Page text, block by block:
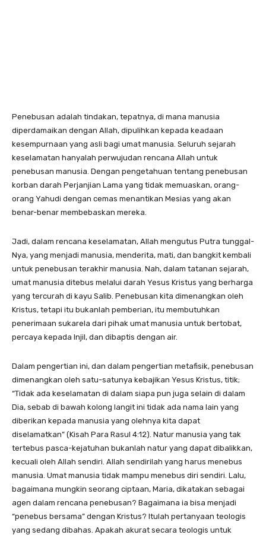
Penebusan adalah tindakan, tepatnya, di mana manusia
diperdamaikan dengan Allah, dipulihkan kepada keadaan
kesempurnaan yang asli bagi umat manusia. Seluruh sejarah
keselamatan hanyalah perwujudan rencana Allah untuk
penebusan manusia. Dengan pengetahuan tentang penebusan
korban darah Perjanjian Lama yang tidak memuaskan, orang-
orang Yahudi dengan cemas menantikan Mesias yang akan
benar-benar membebaskan mereka.
Jadi, dalam rencana keselamatan, Allah mengutus Putra tunggal-
Nya, yang menjadi manusia, menderita, mati, dan bangkit kembali
untuk penebusan terakhir manusia. Nah, dalam tatanan sejarah,
umat manusia ditebus melalui darah Yesus Kristus yang berharga
yang tercurah di kayu Salib. Penebusan kita dimenangkan oleh
Kristus, tetapi itu bukanlah pemberian, itu membutuhkan
penerimaan sukarela dari pihak umat manusia untuk bertobat,
percaya kepada Injil, dan dibaptis dengan air.
Dalam pengertian ini, dan dalam pengertian metafisik, penebusan
dimenangkan oleh satu-satunya kebajikan Yesus Kristus, titik;
“Tidak ada keselamatan di dalam siapa pun juga selain di dalam
Dia, sebab di bawah kolong langit ini tidak ada nama lain yang
diberikan kepada manusia yang olehnya kita dapat
diselamatkan” (Kisah Para Rasul 4:12). Natur manusia yang tak
tertebus pasca-kejatuhan bukanlah natur yang dapat dibalikkan,
kecuali oleh Allah sendiri. Allah sendirilah yang harus menebus
manusia. Umat manusia tidak mampu menebus diri sendiri. Lalu,
bagaimana mungkin seorang ciptaan, Maria, dikatakan sebagai
agen dalam rencana penebusan? Bagaimana ia bisa menjadi
“penebus bersama” dengan Kristus? Itulah pertanyaan teologis
yang sedang dibahas. Apakah akurat secara teologis untuk